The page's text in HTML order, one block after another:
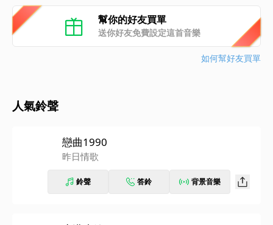
幫你的好友買單
送你好友免費設定這首音樂
如何幫好友買單
人氣鈴聲
戀曲1990
昨日情歌
鈴聲 答鈴 背景音樂